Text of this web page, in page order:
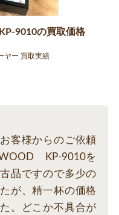
9010の買取価格
ヤー 買取実績
客様からのご依頼
KP-9010を
品ですので多少の
が、精一杯の価格
。どこか不具合が